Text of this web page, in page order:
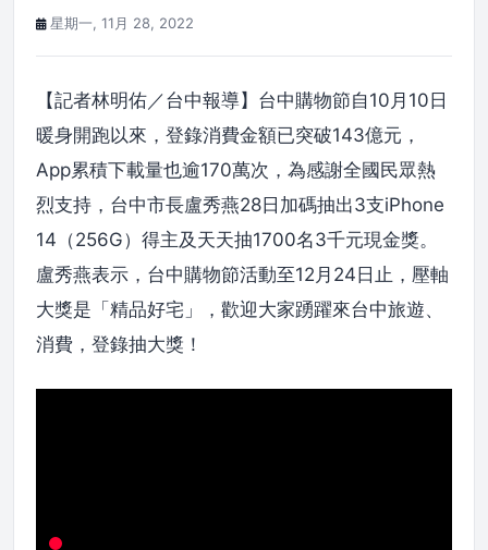
星期一, 11月 28, 2022
【記者林明佑／台中報導】台中購物節自10月10日
暖身開跑以來，登錄消費金額已突破143億元，
App累積下載量也逾170萬次，為感謝全國民眾熱
烈支持，台中市長盧秀燕28日加碼抽出3支iPhone
14（256G）得主及天天抽1700名3千元現金獎。
盧秀燕表示，台中購物節活動至12月24日止，壓軸
大獎是「精品好宅」，歡迎大家踴躍來台中旅遊、
消費，登錄抽大獎！